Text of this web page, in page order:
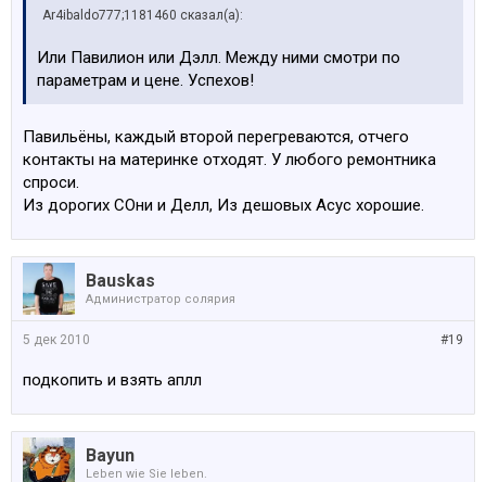
Ar4ibaldo777;1181460 сказал(а):
Или Павилион или Дэлл. Между ними смотри по
параметрам и цене. Успехов!
Павильёны, каждый второй перегреваются, отчего
контакты на материнке отходят. У любого ремонтника
спроси.
Из дорогих СОни и Делл, Из дешовых Асус хорошие.
Bauskas
Администратop солярия
#19
5 дек 2010
подкопить и взять аплл
Bayun
Leben wie Sie leben.